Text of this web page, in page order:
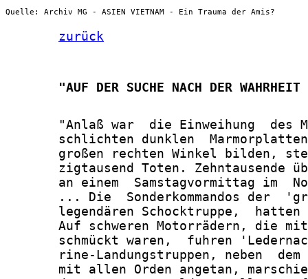
Quelle: Archiv MG - ASIEN VIETNAM - Ein Trauma der Amis?
zurück
"AUF DER SUCHE NACH DER WAHRHEIT